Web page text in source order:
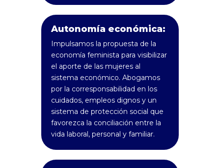
Autonomía económica:
Impulsamos la propuesta de la
economía feminista para visibilizar
el aporte de las mujeres al
sistema económico. Abogamos
por la corresponsabilidad en los
cuidados, empleos dignos y un
sistema de protección social que
favorezca la conciliación entre la
vida laboral, personal y familiar.